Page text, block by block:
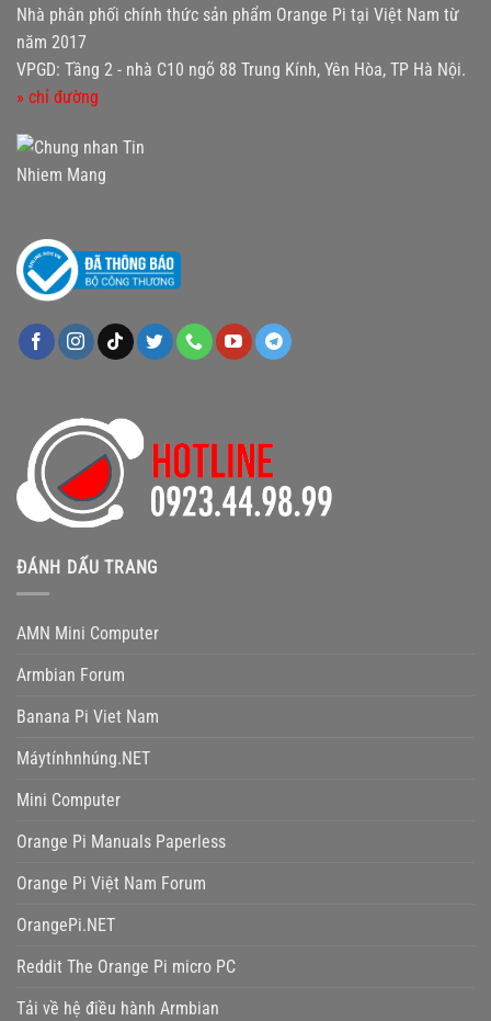
Nhà phân phối chính thức sản phẩm Orange Pi tại Việt Nam từ
năm 2017
VPGD: Tầng 2 - nhà C10 ngõ 88 Trung Kính, Yên Hòa, TP Hà Nội.
» chỉ đường
ĐÁNH DẤU TRANG
AMN Mini Computer
Armbian Forum
Banana Pi Viet Nam
Máytínhnhúng.NET
Mini Computer
Orange Pi Manuals Paperless
Orange Pi Việt Nam Forum
OrangePi.NET
Reddit The Orange Pi micro PC
Tải về hệ điều hành Armbian